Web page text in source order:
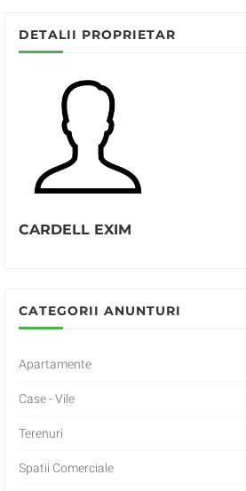
DETALII PROPRIETAR
CARDELL EXIM
CATEGORII ANUNTURI
Apartamente
Case - Vile
Terenuri
Spatii Comerciale